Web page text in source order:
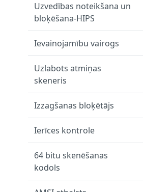
Uzvedības noteikšana un
bloķēšana-HIPS
Ievainojamību vairogs
Uzlabots atmiņas
skeneris
Izzagšanas bloķētājs
Ierīces kontrole
64 bitu skenēšanas
kodols